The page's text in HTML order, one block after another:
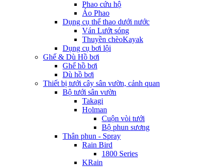
Phao cứu hộ
Áo Phao
Dụng cụ thể thao dưới nước
Ván Lướt sóng
Thuyền chèoKayak
Dụng cụ bơi lội
Ghế & Dù Hồ bơi
Ghế hồ bơi
Dù hồ bơi
Thiết bị tưới cây sân vườn, cảnh quan
Bộ tưới sân vườn
Takagi
Holman
Cuộn vòi tưới
Bộ phun sương
Thân phun - Spray
Rain Bird
1800 Series
KRain